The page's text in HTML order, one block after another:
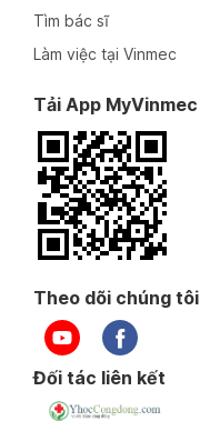
Tìm bác sĩ
Làm việc tại Vinmec
Tải App MyVinmec
Theo dõi chúng tôi
Đối tác liên kết